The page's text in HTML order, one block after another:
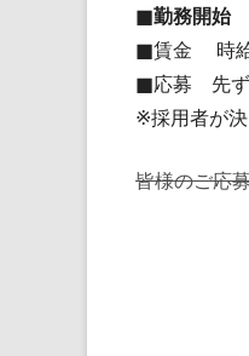
■勤務開始
■賃金 時
■応募 先ず
※採用者が決
皆様のご応